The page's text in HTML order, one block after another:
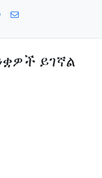
ይገኛል